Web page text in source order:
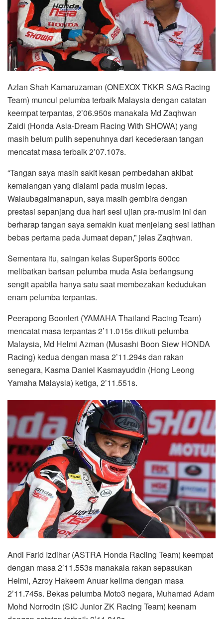
Azlan Shah Kamaruzaman (ONEXOX TKKR SAG Racing
Team) muncul pelumba terbaik Malaysia dengan catatan
keempat terpantas, 2’06.950s manakala Md Zaqhwan
Zaidi (Honda Asia-Dream Racing With SHOWA) yang
masih belum pulih sepenuhnya dari kecederaan tangan
mencatat masa terbaik 2’07.107s.
“Tangan saya masih sakit kesan pembedahan akibat
kemalangan yang dialami pada musim lepas.
Walaubagaimanapun, saya masih gembira dengan
prestasi sepanjang dua hari sesi ujian pra-musim ini dan
berharap tangan saya semakin kuat menjelang sesi latihan
bebas pertama pada Jumaat depan,” jelas Zaqhwan.
Sementara itu, saingan kelas SuperSports 600cc
melibatkan barisan pelumba muda Asia berlangsung
sengit apabila hanya satu saat membezakan kedudukan
enam pelumba terpantas.
Peerapong Boonlert (YAMAHA Thailand Racing Team)
mencatat masa terpantas 2’11.015s diikuti pelumba
Malaysia, Md Helmi Azman (Musashi Boon Siew HONDA
Racing) kedua dengan masa 2’11.294s dan rakan
senegara, Kasma Daniel Kasmayuddin (Hong Leong
Yamaha Malaysia) ketiga, 2’11.551s.
Andi Farid Izdihar (ASTRA Honda Raciing Team) keempat
dengan masa 2’11.553s manakala rakan sepasukan
Helmi, Azroy Hakeem Anuar kelima dengan masa
2’11.745s. Bekas pelumba Moto3 negara, Muhamad Adam
Mohd Norrodin (SIC Junior ZK Racing Team) keenam